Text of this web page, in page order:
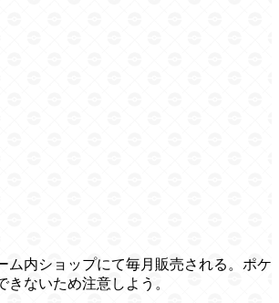
ム内ショップにて毎月販売される。ポケ
きないため注意しよう。